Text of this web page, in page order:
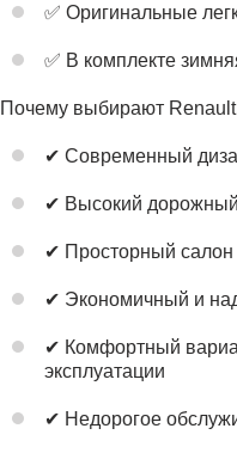
✅ Оригинальные
✅ В комплекте
Почему выбирают Renault
✔ Современный
✔ Высокий
✔ Просторный салон
✔ Экономичный и
✔ Комфортный
эксплуатации
✔ Недорогое